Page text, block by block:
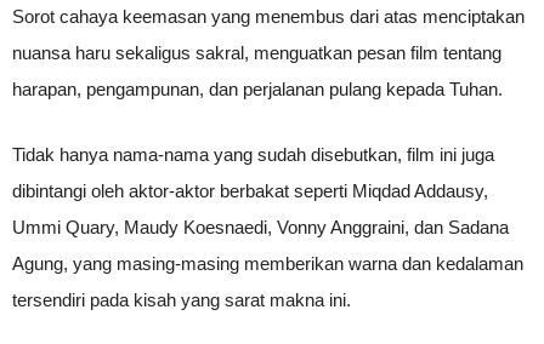
Sorot cahaya keemasan yang menembus dari atas menciptakan
nuansa haru sekaligus sakral, menguatkan pesan film tentang
harapan, pengampunan, dan perjalanan pulang kepada Tuhan.
Tidak hanya nama-nama yang sudah disebutkan, film ini juga
dibintangi oleh aktor-aktor berbakat seperti Miqdad Addausy,
Ummi Quary, Maudy Koesnaedi, Vonny Anggraini, dan Sadana
Agung, yang masing-masing memberikan warna dan kedalaman
tersendiri pada kisah yang sarat makna ini.